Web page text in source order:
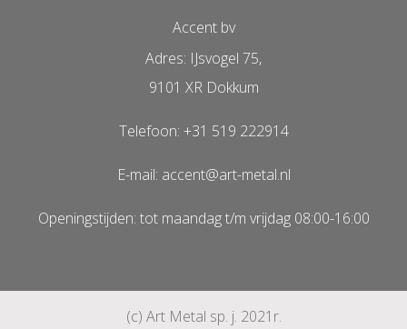
Accent bv
Adres: IJsvogel 75,
9101 XR Dokkum
Telefoon: +31 519 222914
E-mail: accent@art-metal.nl
Openingstijden: tot maandag t/m vrijdag 08:00-16:00
(c) Art Metal sp. j. 2021r.